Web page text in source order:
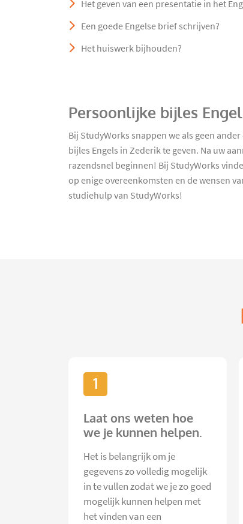
Het geven van een presentatie in het
Een goede Engelse brief schrijven?
Het huiswerk bijhouden?
Persoonlijke bijles
Bij StudyWorks snappen we als geen
bijles Engels in Zederik te geven. Na uw
razendsnel beginnen! Bij StudyWorks
op enige overeenkomsten en de wensen
studiehulp van StudyWorks!
1
Laat ons weten hoe
we je kunnen helpen.
Het is belangrijk om je
gegevens zo volledig mogelijk
in te vullen zodat we je zo goed
mogelijk kunnen helpen met
het vinden van een